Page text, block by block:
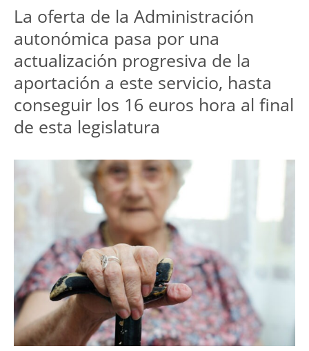
La oferta de la Administración
autonómica pasa por una
actualización progresiva de la
aportación a este servicio, hasta
conseguir los 16 euros hora al final